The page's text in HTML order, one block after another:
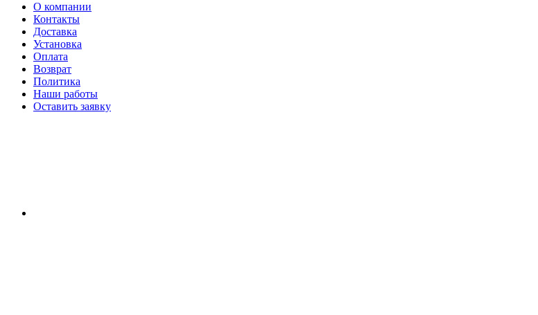
О компании
Контакты
Доставка
Установка
Оплата
Возврат
Политика
Наши работы
Оставить заявку